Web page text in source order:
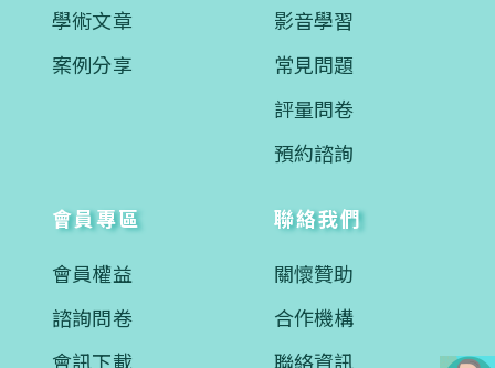
學術文章
案例分享
影音學習
常見問題
評量問卷
預約諮詢
會員專區
會員權益
諮詢問卷
會訊下載
聯絡我們
關懷贊助
合作機構
聯絡資訊